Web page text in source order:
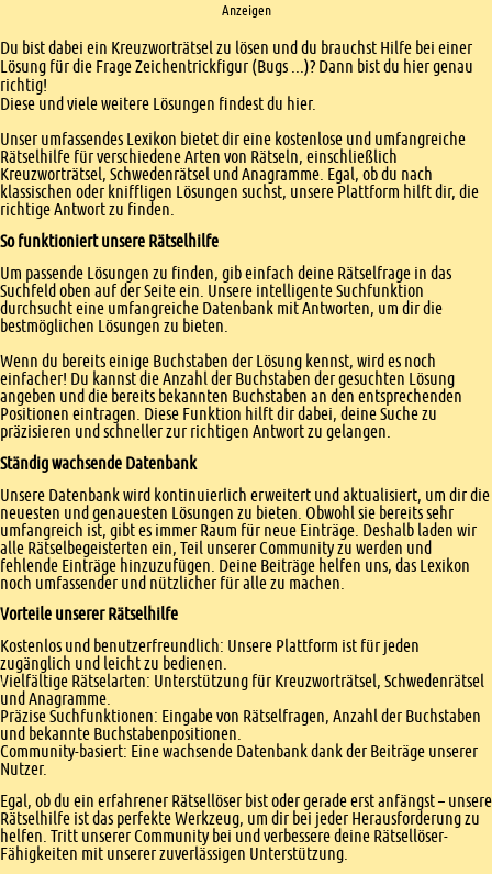
Anzeigen
Einleitung
Du bist dabei ein Kreuzworträtsel zu lösen und du brauchst Hilfe bei einer
Lösung für die Frage Zeichentrickfigur (Bugs ...)? Dann bist du hier genau
richtig!
Diese und viele weitere Lösungen findest du hier.
Unser umfassendes Lexikon bietet dir eine kostenlose und umfangreiche
Rätselhilfe für verschiedene Arten von Rätseln, einschließlich
Kreuzworträtsel, Schwedenrätsel und Anagramme. Egal, ob du nach
klassischen oder kniffligen Lösungen suchst, unsere Plattform hilft dir, die
richtige Antwort zu finden.
So funktioniert unsere Rätselhilfe
Um passende Lösungen zu finden, gib einfach deine Rätselfrage in das
Suchfeld oben auf der Seite ein. Unsere intelligente Suchfunktion
durchsucht eine umfangreiche Datenbank mit Antworten, um dir die
bestmöglichen Lösungen zu bieten.
Wenn du bereits einige Buchstaben der Lösung kennst, wird es noch
einfacher! Du kannst die Anzahl der Buchstaben der gesuchten Lösung
angeben und die bereits bekannten Buchstaben an den entsprechenden
Positionen eintragen. Diese Funktion hilft dir dabei, deine Suche zu
präzisieren und schneller zur richtigen Antwort zu gelangen.
Ständig wachsende Datenbank
Unsere Datenbank wird kontinuierlich erweitert und aktualisiert, um dir die
neuesten und genauesten Lösungen zu bieten. Obwohl sie bereits sehr
umfangreich ist, gibt es immer Raum für neue Einträge. Deshalb laden wir
alle Rätselbegeisterten ein, Teil unserer Community zu werden und
fehlende Einträge hinzuzufügen. Deine Beiträge helfen uns, das Lexikon
noch umfassender und nützlicher für alle zu machen.
Vorteile unserer Rätselhilfe
Kostenlos und benutzerfreundlich: Unsere Plattform ist für jeden
zugänglich und leicht zu bedienen.
Vielfältige Rätselarten: Unterstützung für Kreuzworträtsel, Schwedenrätsel
und Anagramme.
Präzise Suchfunktionen: Eingabe von Rätselfragen, Anzahl der Buchstaben
und bekannte Buchstabenpositionen.
Community-basiert: Eine wachsende Datenbank dank der Beiträge unserer
Nutzer.
Egal, ob du ein erfahrener Rätsellöser bist oder gerade erst anfängst – unsere
Rätselhilfe ist das perfekte Werkzeug, um dir bei jeder Herausforderung zu
helfen. Tritt unserer Community bei und verbessere deine Rätsellöser-
Fähigkeiten mit unserer zuverlässigen Unterstützung.